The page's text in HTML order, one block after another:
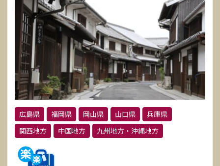
広島県 福岡県 岡山県 山口県
兵庫県
関西地方
中国地方 九州地方・沖縄地方